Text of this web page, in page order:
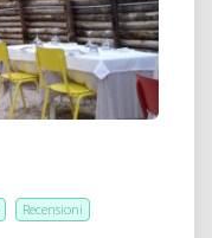
Recensioni